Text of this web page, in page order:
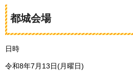
都城会場
日時
令和8年7月13日(月曜日)